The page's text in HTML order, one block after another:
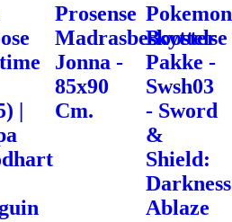
|
Prosense
Madrasbeskyttelse
Jonna -
85x90
Cm.
Pokemon
Booster
Pakke -
Swsh03
- Sword
&
Shield:
Darkness
Ablaze